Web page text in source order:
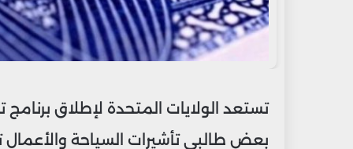
تستعد الولايات المتحدة لإطلاق